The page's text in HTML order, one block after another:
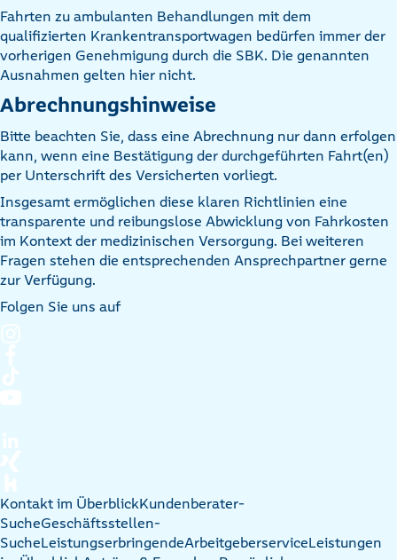
Fahrten zu ambulanten Behandlungen mit dem
qualifizierten Krankentransportwagen bedürfen immer der
vorherigen Genehmigung durch die SBK. Die genannten
Ausnahmen gelten hier nicht.
Abrechnungshinweise
Bitte beachten Sie, dass eine Abrechnung nur dann erfolgen
kann, wenn eine Bestätigung der durchgeführten Fahrt(en)
per Unterschrift des Versicherten vorliegt.
Insgesamt ermöglichen diese klaren Richtlinien eine
transparente und reibungslose Abwicklung von Fahrkosten
im Kontext der medizinischen Versorgung. Bei weiteren
Fragen stehen die entsprechenden Ansprechpartner gerne
zur Verfügung.
Folgen Sie uns auf
Kontakt im ÜberblickKundenberater-
SucheGeschäftsstellen-
SucheLeistungserbringendeArbeitgeberserviceLeistungen